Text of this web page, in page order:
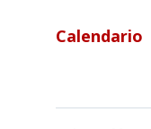
Calendario